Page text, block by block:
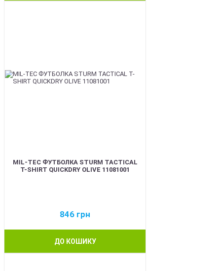
MIL-TEC ФУТБОЛКА STURM TACTICAL
T-SHIRT QUICKDRY OLIVE 11081001
846 грн
ДО КОШИКУ